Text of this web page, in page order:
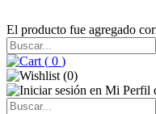
El producto fue agregado
( 0 )
(0)